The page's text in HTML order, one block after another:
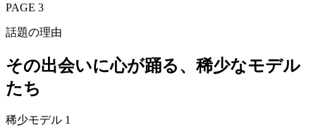
PAGE 3
話題の理由
その出会いに心が踊る、稀少なモデル
たち
稀少モデル 1